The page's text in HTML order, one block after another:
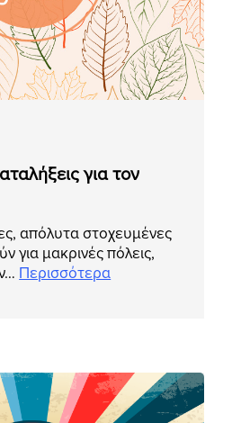
για τον
απόλυτα στοχευμένες
για μακρινές πόλεις,
Περισσότερα